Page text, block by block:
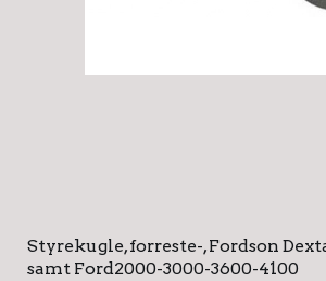
Styrekugle, forreste-, Fordson
samt Ford2000-3000-3600-4100